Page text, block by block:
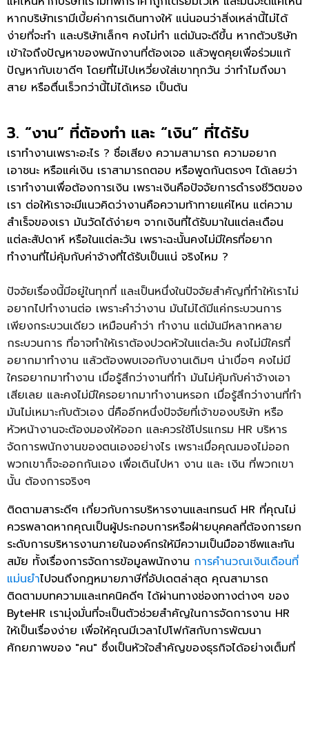
หากบริษัทเรามีเบี้ยค่าการเดินทางให้ แน่นอนว่าสิ่งเหล่านี้ไม่ได้
ง่ายที่จะทำ และบริษัทเล็กๆ คงไม่ทำ แต่มันจะดีขึ้น หากตัวบริษัท
เข้าใจถึงปัญหาของพนักงานที่ต้องเจอ แล้วพูดคุยเพื่อร่วมแก้
ปัญหากับเขาดีๆ โดยที่ไม่ไปเหวี่ยงใส่เขาทุกวัน ว่าทำไมถึงมา
สาย หรือตื่นเร็วกว่านี้ไม่ได้เหรอ เป็นต้น
3. “งาน” ที่ต้องทำ และ “เงิน” ที่ได้รับ
เราทำงานเพราะอะไร ? ชื่อเสียง ความสามารถ ความอยาก
เอาชนะ หรือแค่เงิน เราสามารถตอบ หรือพูดกันตรงๆ ได้เลยว่า
เราทำงานเพื่อต้องการเงิน เพราะเงินคือปัจจัยการดำรงชีวิตของ
เรา ต่อให้เราจะมีแนวคิดว่างานคือความท้าทายแค่ไหน แต่ความ
สำเร็จของเรา มันวัดได้ง่ายๆ จากเงินที่ได้รับมาในแต่ละเดือน
แต่ละสัปดาห์ หรือในแต่ละวัน เพราะฉะนั้นคงไม่มีใครที่อยาก
ทำงานที่ไม่คุ้มกับค่าจ้างที่ได้รับเป็นแน่ จริงไหม ?
ปัจจัยเรื่องนี้มีอยู่ในทุกที่ และเป็นหนึ่งในปัจจัยสำคัญที่ทำให้เราไม่
อยากไปทำงานต่อ เพราะคำว่างาน มันไม่ได้มีแค่กระบวนการ
เพียงกระบวนเดียว เหมือนคำว่า ทำงาน แต่มันมีหลากหลาย
กระบวนการ ที่อาจทำให้เราต้องปวดหัวในแต่ละวัน คงไม่มีใครที่
อยากมาทำงาน แล้วต้องพบเจอกับงานเดิมๆ น่าเบื่อๆ คงไม่มี
ใครอยากมาทำงาน เมื่อรู้สึกว่างานที่ทำ มันไม่คุ้มกับค่าจ้างเอา
เสียเลย และคงไม่มีใครอยากมาทำงานหรอก เมื่อรู้สึกว่างานที่ทำ
มันไม่เหมาะกับตัวเอง นี่คืออีกหนึ่งปัจจัยที่เจ้าของบริษัท หรือ
หัวหน้างานจะต้องมองให้ออก และควรใช้โปรแกรม HR บริหาร
จัดการพนักงานของตนเองอย่างไร เพราะเมื่อคุณมองไม่ออก
พวกเขาก็จะออกกันเอง เพื่อเดินไปหา งาน และ เงิน ที่พวกเขา
นั้น ต้องการจริงๆ
ติดตามสาระดีๆ เกี่ยวกับการบริหารงานและเทรนด์ HR ที่คุณไม่
ควรพลาดหากคุณเป็นผู้ประกอบการหรือฝ่ายบุคคลที่ต้องการยก
ระดับการบริหารงานภายในองค์กรให้มีความเป็นมืออาชีพและทัน
สมัย ทั้งเรื่องการจัดการข้อมูลพนักงาน การคำนวณเงินเดือนที่
แม่นยำไปจนถึงกฎหมายภาษีที่อัปเดตล่าสุด คุณสามารถ
ติดตามบทความและเทคนิคดีๆ ได้ผ่านทางช่องทางต่างๆ ของ
ByteHR เรามุ่งมั่นที่จะเป็นตัวช่วยสำคัญในการจัดการงาน HR
ให้เป็นเรื่องง่าย เพื่อให้คุณมีเวลาไปโฟกัสกับการพัฒนา
ศักยภาพของ "คน" ซึ่งเป็นหัวใจสำคัญของธุรกิจได้อย่างเต็มที่